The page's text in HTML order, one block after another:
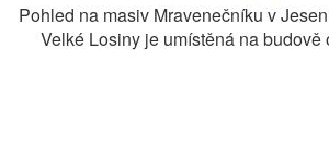
Pohled na masiv Mravenečníku v
Velké Losiny je umístěná na budově